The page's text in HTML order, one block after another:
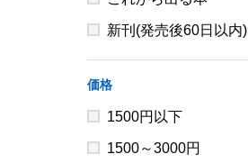
新刊(発売後60日以内)
価格
1500円以下
1500～3000円